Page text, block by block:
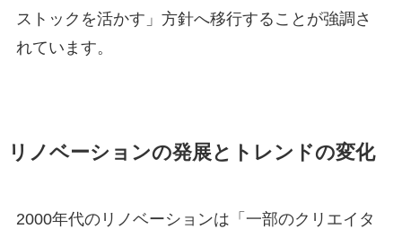
ストックを活かす」方針へ移行することが強調さ
れています。
リノベーションの発展とトレンドの変化
2000年代のリノベーションは「一部のクリエイタ